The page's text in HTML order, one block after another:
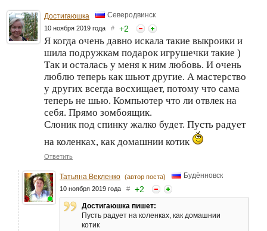
Достигаюшка Северодвинск
10 ноября 2019 года # +2
Я когда очень давно искала такие выкроики и
шила подружкам подарок игрушечки такие )
Так и осталась у меня к ним любовь. И очень
люблю теперь как шьют другие. А мастерство
у других всегда восхищает, потому что сама
теперь не шью. Компьютер что ли отвлек на
себя. Прямо зомбоящик.
Слоник под спинку жалко будет. Пусть радует
на коленках, как домашнии котик
Ответить
Татьяна Векленко (автор поста) Будённовск
10 ноября 2019 года # +2
Достигаюшка пишет:
Пусть радует на коленках, как домашнии
котик